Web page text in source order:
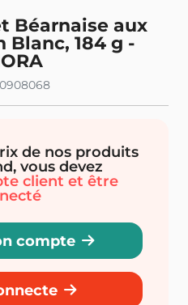
Béarnaise aux
Blanc, 184 g -
de nos produits
vous devez
client et être
compte